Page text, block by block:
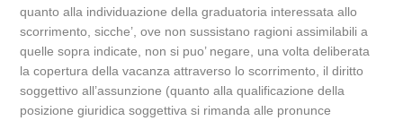
quanto alla individuazione della graduatoria interessata allo
scorrimento, sicche’, ove non sussistano ragioni assimilabili a
quelle sopra indicate, non si puo’ negare, una volta deliberata
la copertura della vacanza attraverso lo scorrimento, il diritto
soggettivo all’assunzione (quanto alla qualificazione della
posizione giuridica soggettiva si rimanda alle pronunce